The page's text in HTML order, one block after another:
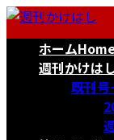
コ
ナ
ホーム
週刊かけは
既刊号